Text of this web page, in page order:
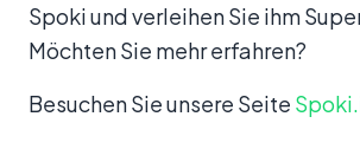
Spoki und verleihen Sie ihm
Möchten Sie mehr erfahren?
Besuchen Sie unsere Seite